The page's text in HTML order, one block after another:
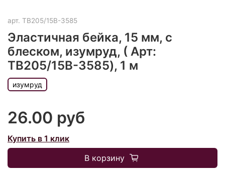
арт. TB205/15B-3585
Эластичная бейка, 15 мм, с
блеском, изумруд, ( Арт:
TB205/15B-3585), 1 м
изумруд
26.00 руб
Купить в 1 клик
В корзину